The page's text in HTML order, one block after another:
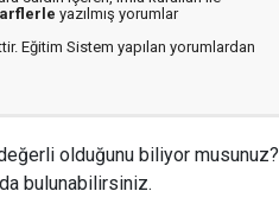
yazılmış yorumlar
Eğitim Sistem yapılan yorumlardan
olduğunu biliyor musunuz?
bulunabilirsiniz.